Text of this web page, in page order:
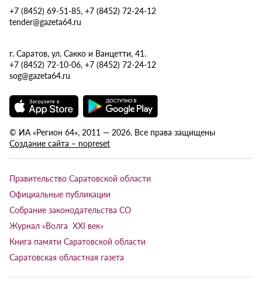
+7 (8452) 69-51-85, +7 (8452) 72-24-12
tender@gazeta64.ru
г. Саратов, ул. Сакко и Ванцетти, 41.
+7 (8452) 72-10-06, +7 (8452) 72-24-12
sog@gazeta64.ru
© ИА «Регион 64», 2011 — 2026. Все права защищены
Создание сайта – nopreset
Правительство Саратовской области
Официальные публикации
Собрание законодательства СО
Журнал «Волга XXI век»
Книга памяти Саратовской области
Саратовская областная газета